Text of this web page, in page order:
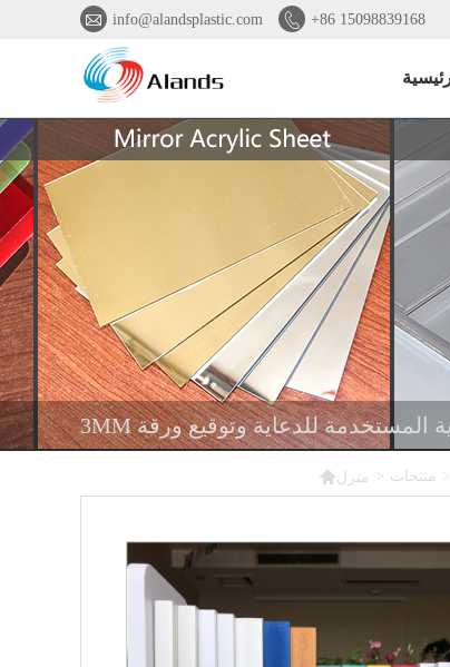
 info@alandsplastic.com  +86 15098839168
منزل > منتجات >